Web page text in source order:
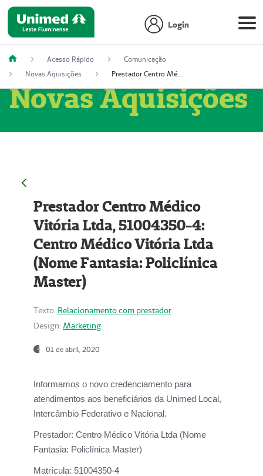
Login
Acesso Rápido
Comunicação
Novas Aquisições
Prestador Centro Médico Vitória Ltda, 51004350-4: Centro Médico Vitória Ltda (Nome Fantasia: Policlínica Master)
Novas Aquisições
Prestador Centro Médico
Vitória Ltda, 51004350-4:
Centro Médico Vitória Ltda
(Nome Fantasia: Policlínica
Master)
Texto: Relacionamento com prestador
Design: Marketing
01 de abril, 2020
Informamos o novo credenciamento para
atendimentos aos beneficiários da Unimed Local,
Intercâmbio Federativo e Nacional.
Prestador: Centro Médico Vitória Ltda (Nome
Fantasia: Policlínica Master)
Matrícula: 51004350-4